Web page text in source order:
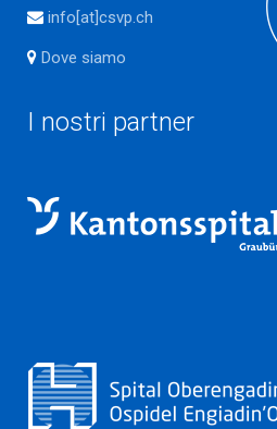
info[at]csvp.ch
Dove siamo
I nostri partner